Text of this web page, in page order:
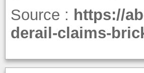
Source : https://
derail-claims-